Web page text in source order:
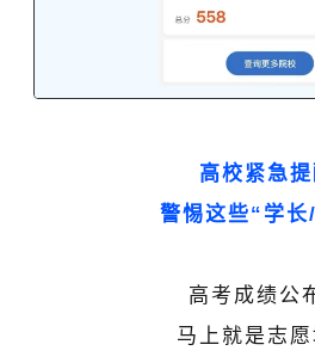
高校紧急提
警惕这些“学长
高考成绩公
马上就是志愿